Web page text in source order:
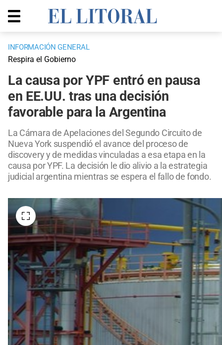
INFORMACIÓN GENERAL
Respira el Gobierno
La causa por YPF entró en pausa
en EE.UU. tras una decisión
favorable para la Argentina
La Cámara de Apelaciones del Segundo Circuito de
Nueva York suspendió el avance del proceso de
discovery y de medidas vinculadas a esa etapa en la
causa por YPF. La decisión le dio alivio a la estrategia
judicial argentina mientras se espera el fallo de fondo.